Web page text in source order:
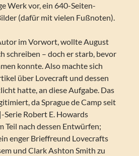
Werk vor, ein 640-Seiten-
(dafür mit vielen Fußnoten).
im Vorwort, wollte August
schreiben – doch er starb, bevor
konnte. Also machte sich
über Lovecraft und dessen
hatte, an diese Aufgabe. Das
da Sprague de Camp seit
Serie Robert E. Howards
Teil nach dessen Entwürfen;
enger Brieffreund Lovecrafts
und Clark Ashton Smith zu